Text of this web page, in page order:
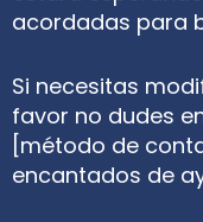
acordadas para
Si necesitas
favor no dudes
[método de
encantados de